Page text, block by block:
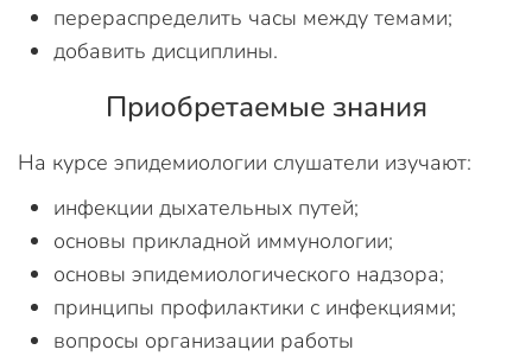
перераспределить часы между темами;
добавить дисциплины.
Приобретаемые знания
На курсе эпидемиологии слушатели изучают:
инфекции дыхательных путей;
основы прикладной иммунологии;
основы эпидемиологического надзора;
принципы профилактики с инфекциями;
вопросы организации работы